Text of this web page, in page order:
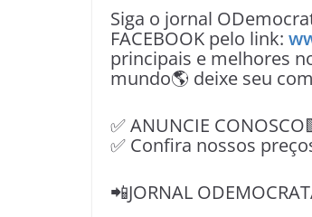
Siga o jornal
FACEBOOK pelo link:
principais e melhores
mundo🌎 deixe seu
✅ ANUNCIE
✅ Confira nossos
📲JORNAL